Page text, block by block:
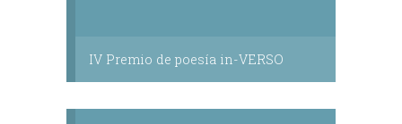
IV Premio de poesía in-VERSO